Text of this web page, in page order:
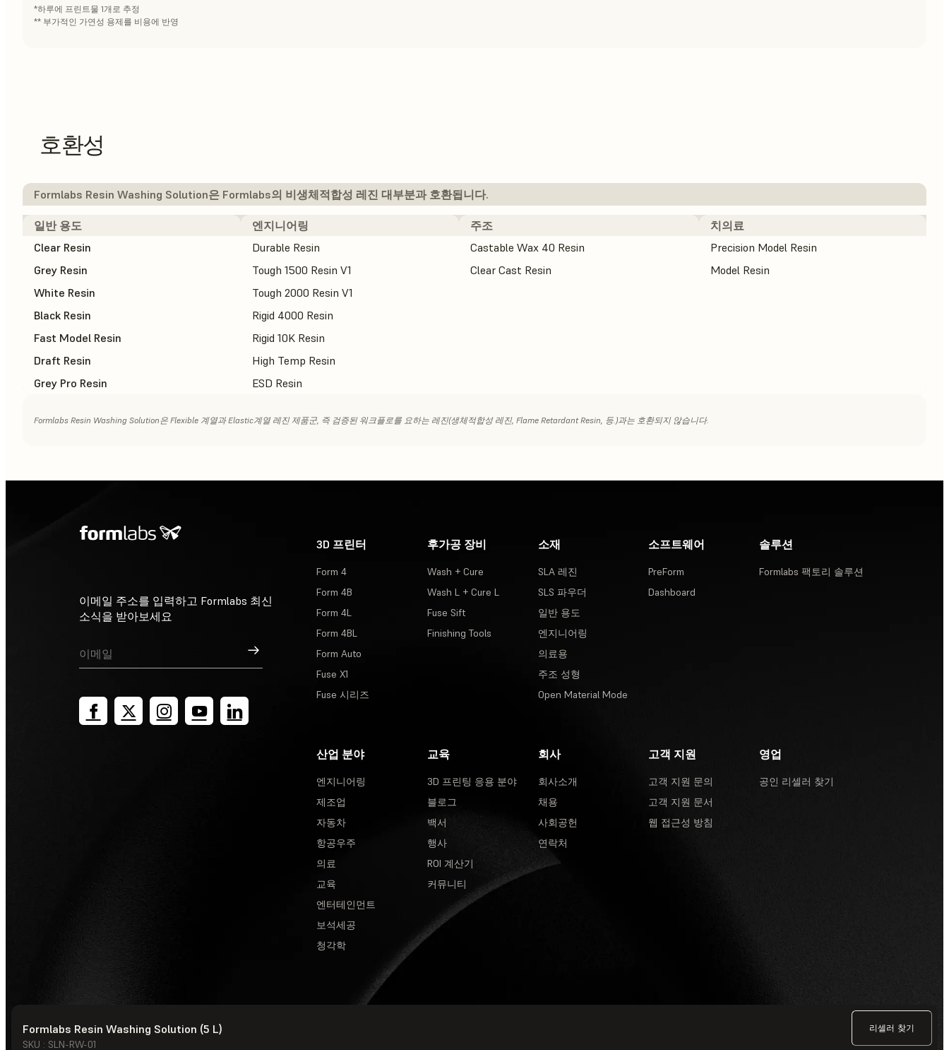
Formlabs Resin Washing Solution (5 L)
SKU : SLN-RW-01
리셀러 찾기
*하루에 프린트물 1개로 추정
** 부가적인 가연성 용제를 비용에 반영
호환성
Formlabs Resin Washing Solution은 Formlabs의 비생체적합성 레진 대부분과 호환됩니다.
일반 용도 엔지니어링 주조
치의료
Clear Resin
Durable Resin Castable Wax 40 Resin
Precision Model Resin
Grey Resin
Tough 1500 Resin V1 Clear Cast Resin
Model Resin
White Resin
Tough 2000 Resin V1
Black Resin
Rigid 4000 Resin
Fast Model Resin
Rigid 10K Resin
Draft Resin
High Temp Resin
Grey Pro Resin
ESD Resin
Formlabs Resin Washing Solution은 Flexible 계열과 Elastic계열 레진 제품군, 즉 검증된 워크플로를 요하는 레진(생체적합성 레진, Flame Retardant Resin, 등.)과는 호환되지 않습니다.
이메일 주소를 입력하고 Formlabs 최신
소식을 받아보세요
가입
3D 프린터
Form 4
Form 4B
Form 4L
Form 4BL
Form Auto
Fuse X1
Fuse 시리즈
후가공 장비
Wash + Cure
Wash L + Cure L
Fuse Sift
Finishing Tools
소재
SLA 레진
SLS 파우더
일반 용도
엔지니어링
의료용
주조 성형
Open Material Mode
소프트웨어
PreForm
Dashboard
솔루션
Formlabs 팩토리 솔루션
산업 분야
엔지니어링
제조업
자동차
항공우주
의료
교육
엔터테인먼트
보석세공
청각학
교육
3D 프린팅 응용 분야
블로그
백서
행사
ROI 계산기
커뮤니티
회사
회사소개
채용
사회공헌
연락처
고객 지원
고객 지원 문의
고객 지원 문서
웹 접근성 방침
영업
공인 리셀러 찾기
© Formlabs